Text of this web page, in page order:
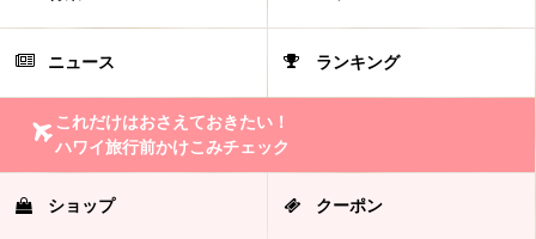
ニュース ランキング
これだけはおさえておきたい！
ハワイ旅行前かけこみチェック
ショップ クーポン